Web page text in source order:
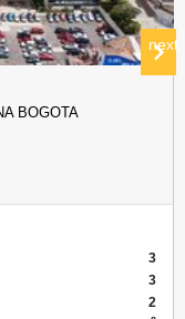
BOGOTA
3
3
2
next